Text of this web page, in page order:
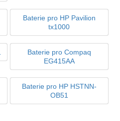
Baterie pro HP Pavilion
tx1000
Baterie pro Compaq
EG415AA
Baterie pro HP HSTNN-
OB51